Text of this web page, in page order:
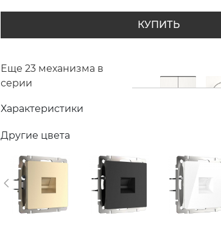
КУПИТЬ
Еще 23 механизма в
серии
Характеристики
Другие цвета